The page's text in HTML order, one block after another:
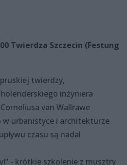
Twierdza Szczecin (Festung
twierdzy,
inżyniera
van Wallrawe
w urbanistyce i architekturze
czasu są nadal
- krótkie szkolenie z musztry